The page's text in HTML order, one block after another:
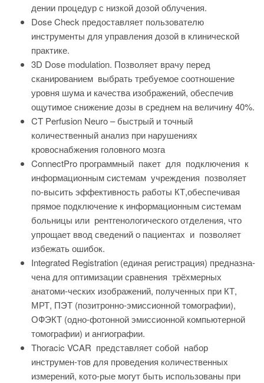
дении процедур с низкой дозой облучения.
Dose Check предоставляет пользователю
инструменты для управления дозой в клинической
практике.
3D Dose modulation. Позволяет врачу перед
сканированием выбрать требуемое соотношение
уровня шума и качества изображений, обеспечив
ощутимое снижение дозы в среднем на величину 40%.
CT Perfusion Neuro – быстрый и точный
количественный анализ при нарушениях
кровоснабжения головного мозга
ConnectPro программный пакет для подключения к
информационным системам учреждения позволяет
по-высить эффективность работы КТ,обеспечивая
прямое подключение к информационным системам
больницы или рентгенологического отделения, что
упрощает ввод сведений о пациентах и позволяет
избежать ошибок.
Integrated Registration (единая регистрация) предназна-
чена для оптимизации сравнения трёхмерных
анатоми-ческих изображений, полученных при КТ,
МРТ, ПЭТ (позитронно-эмиссионной томографии),
ОФЭКТ (одно-фотонной эмиссионной компьютерной
томографии) и ангиографии.
Thoracic VCAR представляет собой набор
инструмен-тов для проведения количественных
измерений, кото-рые могут быть использованы при